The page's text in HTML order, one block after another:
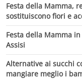
Festa della Mamma,
sostituiscono fiori e
Festa della Mamma
Assisi
Alternative ai succhi
mangiare meglio i